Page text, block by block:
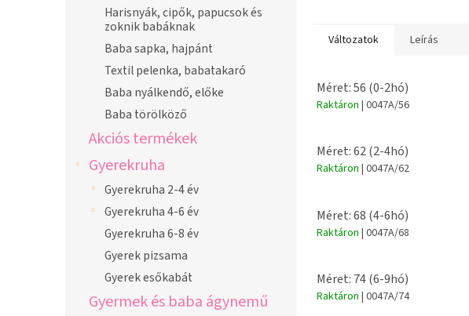
Harisnyák, cipők, papucsok és
zoknik babáknak
Baba sapka, hajpánt
Textil pelenka, babatakaró
Baba nyálkendő, előke
Baba törölköző
Akciós termékek
Gyerekruha
Gyerekruha 2-4 év
Gyerekruha 4-6 év
Gyerekruha 6-8 év
Gyerek pizsama
Gyerek esőkabát
Gyermek és baba ágynemű
Változatok Leírás
Méret: 56 (0-2hó)
Raktáron | 0047A/56
Méret: 62 (2-4hó)
Raktáron | 0047A/62
Méret: 68 (4-6hó)
Raktáron | 0047A/68
Méret: 74 (6-9hó)
Raktáron | 0047A/74